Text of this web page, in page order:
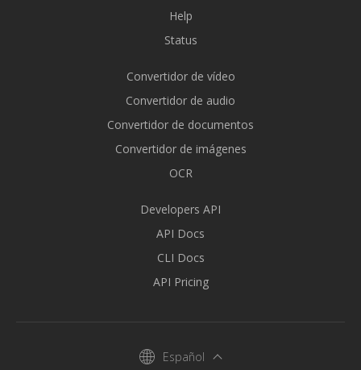
Help
Status
Convertidor de vídeo
Convertidor de audio
Convertidor de documentos
Convertidor de imágenes
OCR
Developers API
API Docs
CLI Docs
API Pricing
Español